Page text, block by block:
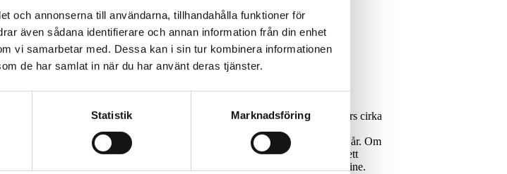
och annonserna till användarna, tillhandahålla funktioner för
även sådana identifierare och annan information från din enhet
vi samarbetar med. Dessa kan i sin tur kombinera informationen
de har samlat in när du har använt deras tjänster.
Statistik Marknadsföring
vilket innebär att Stena Jutlandica kan drivas på el inomskärs cirka
50 sjömil på el mellan Sverige och Danmark. Syftet med den stegvisa
och Stena Lines målsättning är att vara igång med detta steg inom tre år. Om
med att både storleken och kostnaden på batterier minskar blir batteridrift ett
helt i framtiden, säger Erik Lewenhaupt, chef för hållbarhet på Stena Line.